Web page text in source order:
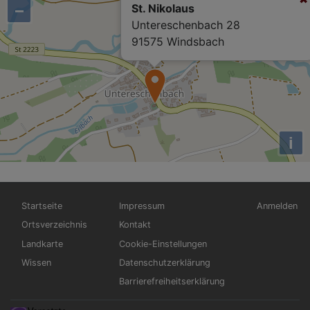
St. Nikolaus
Untereschenbach 28
91575 Windsbach
−
i
Hauptnavigation
Startseite
Ortsverzeichnis
Landkarte
Wissen
Fußbereichsmenü
Impressum
Kontakt
Cookie-Einstellungen
Datenschutzerklärung
Barrierefreiheitserklärung
Anmelden